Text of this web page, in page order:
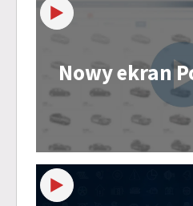
Nowy ekran